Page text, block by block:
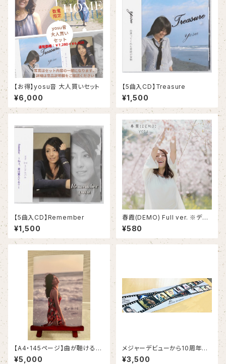
【お得】yosu音 大人買いセット
¥6,000
【5曲入CD】Treasure
¥1,500
【5曲入CD】Remember
¥1,500
春霞(DEMO) Full ver. ※デー
タ販売のみ
¥580
【A4・145ページ】曲が聴けるフ
ォトブック"風が抜ける"
¥5,000
メジャーデビューから10周年の
記念タオル
¥3,500